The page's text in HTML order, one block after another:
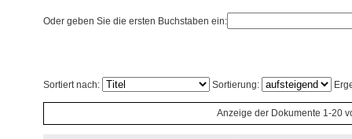
Oder geben Sie die ersten Buchstaben ein:
Sortiert nach: Sortierung:
Anzeige der Dokumente 1-20